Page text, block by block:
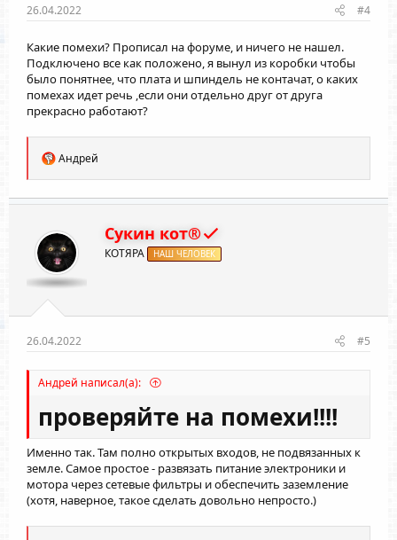
26.04.2022 #4
Какие помехи? Прописал на форуме, и ничего не нашел.
Подключено все как положено, я вынул из коробки чтобы
было понятнее, что плата и шпиндель не контачат, о каких
помехах идет речь ,если они отдельно друг от друга
прекрасно работают?
Р
а
к
и
и
:
Андрей
Сукин кот®
КОТЯРА НАШ ЧЕЛОВЕК
26.04.2022 #5
Андрей написал(а):
проверяйте на помехи!!!!
Именно так. Там полно открытых входов, не подвязанных к
земле. Самое простое - развязать питание электроники и
мотора через сетевые фильтры и обеспечить заземление
(хотя, наверное, такое сделать довольно непросто.)